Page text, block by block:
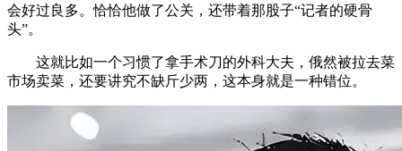
会好过良多。恰恰他做了公关，还带着那股子“记者的硬骨
头”。
这就比如一个习惯了拿手术刀的外科大夫，俄然被拉去菜
市场卖菜，还要讲究不缺斤少两，这本身就是一种错位。